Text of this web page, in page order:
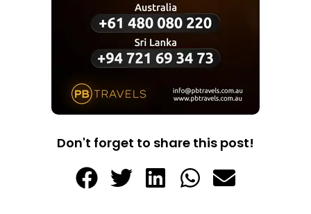
Don't forget to share this post!